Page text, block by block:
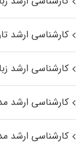
کارشناسی ارشد
کارشناسی ارشد
کارشناسی ارشد
کارشناسی ارشد